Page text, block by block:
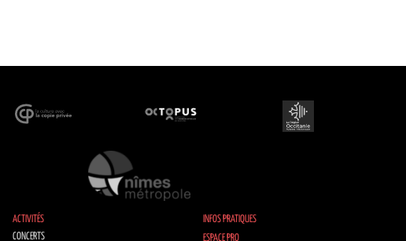
ACTIVITÉS
CONCERTS
INFOS PRATIQUES
ESPACE PRO